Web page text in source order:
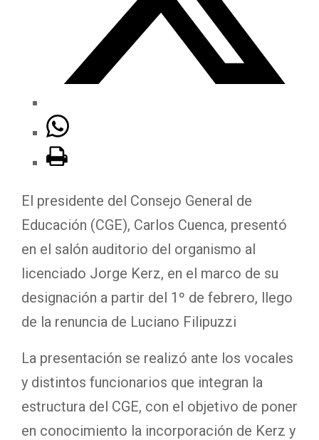
El presidente del Consejo General de
Educación (CGE), Carlos Cuenca, presentó
en el salón auditorio del organismo al
licenciado Jorge Kerz, en el marco de su
designación a partir del 1º de febrero, llego
de la renuncia de Luciano Filipuzzi
La presentación se realizó ante los vocales
y distintos funcionarios que integran la
estructura del CGE, con el objetivo de poner
en conocimiento la incorporación de Kerz y